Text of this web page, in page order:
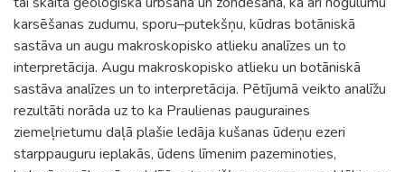
karsēšanas zudumu, sporu–putekšņu, kūdras botāniskā
sastāva un augu makroskopisko atlieku analīzes un to
interpretācija. Augu makroskopisko atlieku un botāniskā
sastāva analīzes un to interpretācija. Pētījumā veikto analīžu
rezultāti norāda uz to ka Praulienas pauguraines
ziemeļrietumu daļā plašie ledāja kušanas ūdeņu ezeri
starppauguru ieplakās, ūdens līmenim pazeminoties,